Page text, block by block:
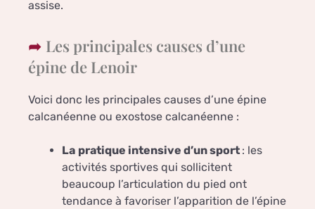
assise.
Les principales causes d’une
épine de Lenoir
Voici donc les principales causes d’une épine
calcanéenne ou exostose calcanéenne :
La pratique intensive d’un sport : les
activités sportives qui sollicitent
beaucoup l’articulation du pied ont
tendance à favoriser l’apparition de l’épine